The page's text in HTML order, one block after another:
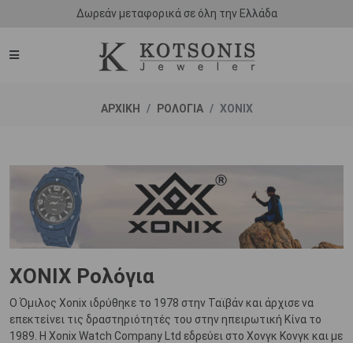
Δωρεάν μεταφορικά σε όλη την Ελλάδα
ΑΡΧΙΚΗ ΡΟΛΟΓΙΑ XONIX
XONIX Ρολόγια
Ο Όμιλος Xonix ιδρύθηκε το 1978 στην Ταϊβάν και άρχισε να
επεκτείνει τις δραστηριότητές του στην ηπειρωτική Κίνα το
1989. Η Xonix Watch Company Ltd εδρεύει στο Χονγκ Κονγκ και με